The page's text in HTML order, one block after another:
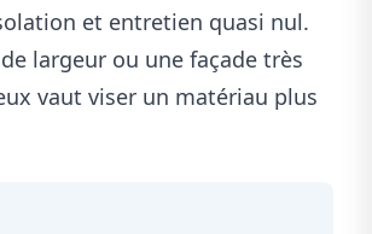
et entretien quasi nul.
largeur ou une façade très
vaut viser un matériau plus